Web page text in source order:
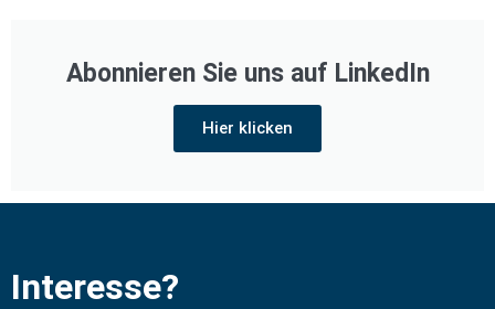
Abonnieren Sie uns auf LinkedIn
Hier klicken
Interesse?